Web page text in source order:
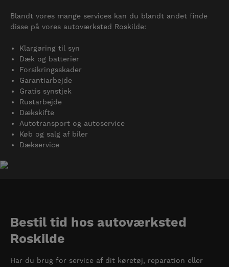
Blandt vores mange services kan du blandt andet finde
disse på vores autoværksted Roskilde:
Klargøring til syn
Dæk og batterier
Forsikringsskader
Garantiarbejde
Gratis synstjek
Rustarbejde
Dækskifte
Autotransport og autoservice
Køb og salg af biler
Dækservice
Bestil tid hos autoværksted
Roskilde
Har du brug for service af dit køretøj, reparation eller